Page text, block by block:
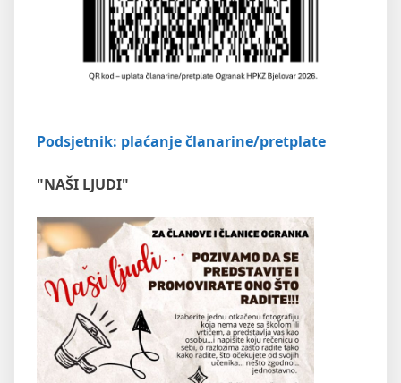
Podsjetnik: plaćanje članarine/pretplate
"NAŠI LJUDI"